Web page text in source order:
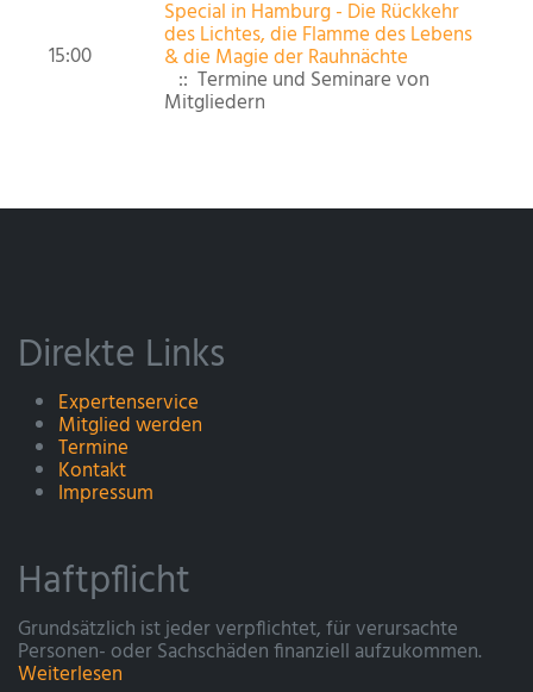
15:00
Special in Hamburg - Die Rückkehr
des Lichtes, die Flamme des Lebens
& die Magie der Rauhnächte
:: Termine und Seminare von
Mitgliedern
Direkte Links
Expertenservice
Mitglied werden
Termine
Kontakt
Impressum
Haftpflicht
Grundsätzlich ist jeder verpflichtet, für verursachte
Personen- oder Sachschäden finanziell aufzukommen.
Weiterlesen